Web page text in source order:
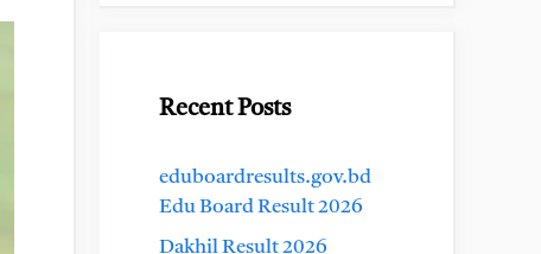
Recent Posts
eduboardresults.gov.bd
Edu Board Result 2026
Dakhil Result 2026